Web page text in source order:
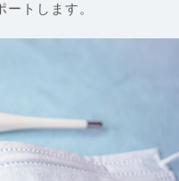
トします。